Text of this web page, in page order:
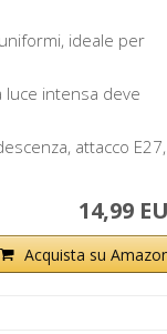
ideale per
luce intensa deve
attacco E27,
14,99
Acquista su